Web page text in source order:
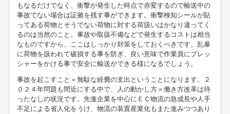
もなるだけでなく、衝撃が発生した時点で赤変するので輸送中の
事故でない場合は証拠を残す事ができます。衝撃検知シールが貼
ってある荷物とそうでない荷物に対する荷扱いはかなり違ってく
るのは当然のこと。事故や取扱不備などで発生するコストは相当
なものですから、ここはしっかり対策をしておくべきです。乱暴
に荷物を扱われて破損する事を防ぎ、良い意味で作業員にプレッ
シャーをかける事で安全に輸送ができる様になるでしょう。
事故を起こすこと＝無駄な経費の支出ということになります。２
０２４年問題も間近にする中で、人の動かし方＝働き方改革は待
ったなしの状況です。先進企業を中心にＥＣ物流の急成長や人手
不足による省人化をうけ、物流の装置産業化もまた進みつつあり